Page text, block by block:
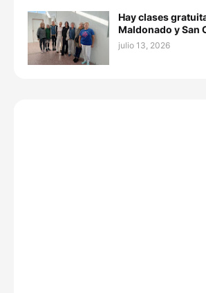
Hay clases
Maldonado y San
julio 13, 2026